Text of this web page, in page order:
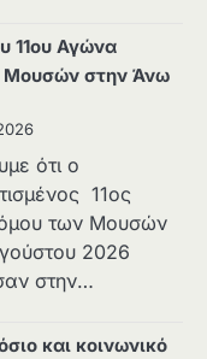
11ου Αγώνα
Μουσών στην Άνω
ότι ο
11ος
των Μουσών
2026
στην…
και κοινωνικό